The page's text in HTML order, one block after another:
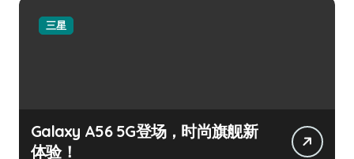
三星
Galaxy A56 5G登场，时尚旗舰新
体验！